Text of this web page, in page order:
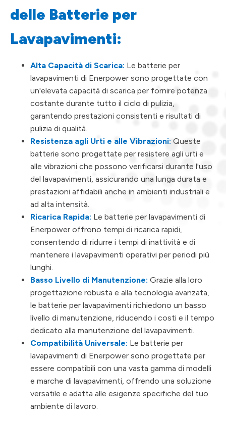
delle Batterie per
Lavapavimenti:
Alta Capacità di Scarica: Le batterie per
lavapavimenti di Enerpower sono progettate con
un'elevata capacità di scarica per fornire potenza
costante durante tutto il ciclo di pulizia,
garantendo prestazioni consistenti e risultati di
pulizia di qualità.
Resistenza agli Urti e alle Vibrazioni: Queste
batterie sono progettate per resistere agli urti e
alle vibrazioni che possono verificarsi durante l'uso
del lavapavimenti, assicurando una lunga durata e
prestazioni affidabili anche in ambienti industriali e
ad alta intensità.
Ricarica Rapida: Le batterie per lavapavimenti di
Enerpower offrono tempi di ricarica rapidi,
consentendo di ridurre i tempi di inattività e di
mantenere i lavapavimenti operativi per periodi più
lunghi.
Basso Livello di Manutenzione: Grazie alla loro
progettazione robusta e alla tecnologia avanzata,
le batterie per lavapavimenti richiedono un basso
livello di manutenzione, riducendo i costi e il tempo
dedicato alla manutenzione del lavapavimenti.
Compatibilità Universale: Le batterie per
lavapavimenti di Enerpower sono progettate per
essere compatibili con una vasta gamma di modelli
e marche di lavapavimenti, offrendo una soluzione
versatile e adatta alle esigenze specifiche del tuo
ambiente di lavoro.